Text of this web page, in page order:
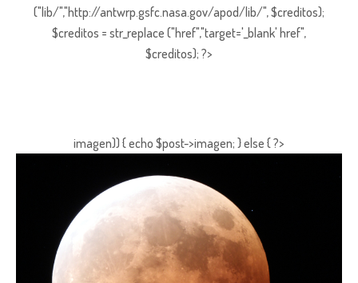
("lib/","http://antwrp.gsfc.nasa.gov/apod/lib/", $creditos);
$creditos = str_replace ("href","target='_blank' href",
$creditos); ?>
imagen)) { echo $post->imagen; } else { ?>